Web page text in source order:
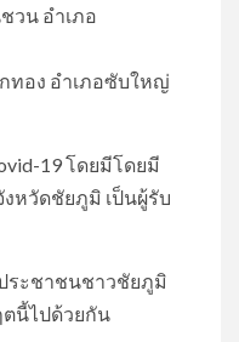
วน อำ​เภอ​
ทอง อำเภอซับใหญ่​
19 โดยมีโดยมี
หวัดชัยภูมิ เป็นผู้รับ
ระชาชนชาวชัยภูมิ
นี้ไปด้วยกัน